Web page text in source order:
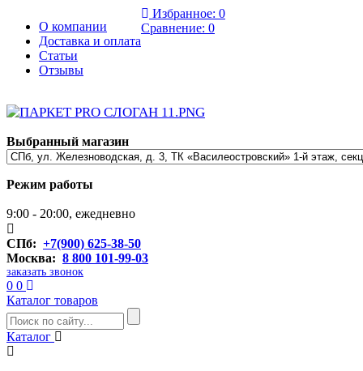
О компании
Доставка и оплата
Статьи
Отзывы
Избранное: 0
Сравнение: 0
Выбранный магазин
Режим работы
9:00 - 20:00, ежедневно
СПб: +7(900) 625-38-50
Москва: 8 800 101-99-03
заказать звонок
0 0
Каталог товаров
Каталог